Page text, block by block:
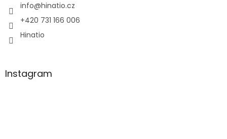
info@hinatio.cz
+420 731 166 006
Hinatio
Instagram